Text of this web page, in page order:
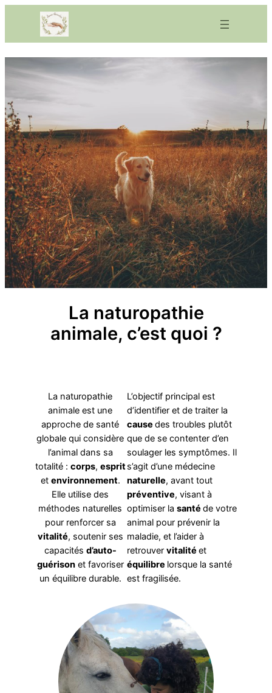
La naturopathie
animale, c’est quoi ?
La naturopathie
animale est une
approche de santé
globale qui considère
l’animal dans sa
totalité : corps, esprit
et environnement.
Elle utilise des
méthodes naturelles
pour renforcer sa
vitalité, soutenir ses
capacités d’auto-
guérisonet favoriser
un équilibre durable.
L’objectif principal est
d’identifier et de traiter la
cause des troubles plutôt
que de se contenter d’en
soulager les symptômes. Il
s’agit d’une médecine
naturelle, avant tout
préventive, visant à
optimiser la santé de votre
animal pour prévenir la
maladie, et l’aider à
retrouver vitalité et
équilibre lorsque la santé
est fragilisée.